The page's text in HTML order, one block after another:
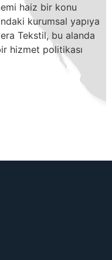
haiz bir konu
kurumsal yapıya
Tekstil, bu alanda
hizmet politikası